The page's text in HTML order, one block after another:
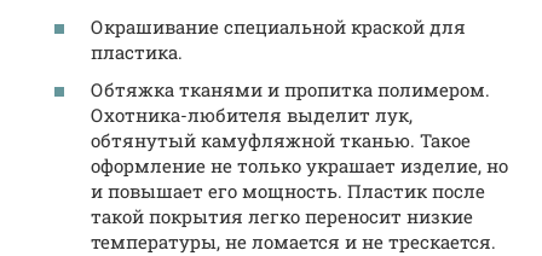
Окрашивание специальной краской для
пластика.
Обтяжка тканями и пропитка полимером.
Охотника-любителя выделит лук,
обтянутый камуфляжной тканью. Такое
оформление не только украшает изделие, но
и повышает его мощность. Пластик после
такой покрытия легко переносит низкие
температуры, не ломается и не трескается.